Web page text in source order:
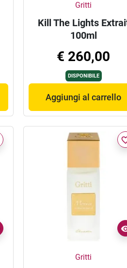
Gritti
Kill The Lights
100ml
€ 260,00
DISPONIBILE
Aggiungi al carrello
Gritti